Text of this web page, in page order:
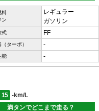
料
ン
レギュラー
ガソリン
式 FF
ターボ） -
能 -
15
-km/L
満タンでどこまで走る？